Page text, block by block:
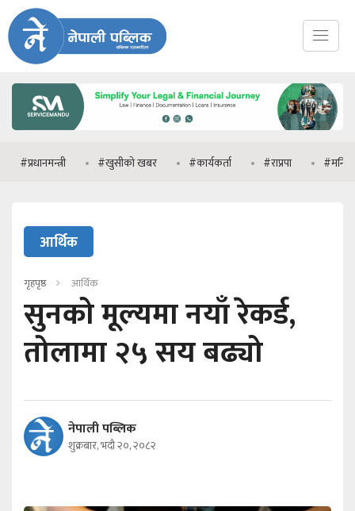
#खुसीको खबर #कार्यकर्ता #राप्रपा #मनिष झा
आर्थिक
गृहपृष्ठ आर्थिक
सुनको मूल्यमा नयाँ रेकर्ड,
तोलामा २५ सय बढ्यो
नेपाली पब्लिक
शुक्रबार, भदौ २०, २०८२